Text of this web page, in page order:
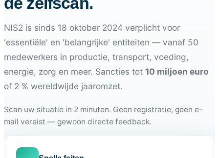
NIS2 is sinds 18 oktober 2024 verplicht voor
'essentiële' en 'belangrijke' entiteiten — vanaf 50
medewerkers in productie, transport, voeding,
energie, zorg en meer. Sancties tot 10 miljoen euro
of 2 % wereldwijde jaaromzet.
Scan uw situatie in 2 minuten. Geen registratie, geen e-
mail vereist — gewoon directe feedback.